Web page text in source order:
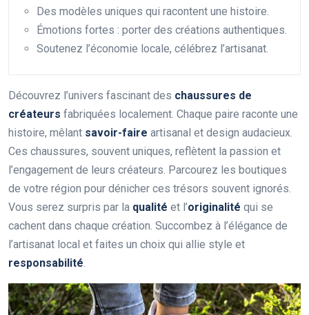
Des modèles uniques qui racontent une histoire.
Émotions fortes : porter des créations authentiques.
Soutenez l’économie locale, célébrez l’artisanat.
Découvrez l’univers fascinant des chaussures de
créateurs fabriquées localement. Chaque paire raconte une
histoire, mêlant savoir-faire artisanal et design audacieux.
Ces chaussures, souvent uniques, reflètent la passion et
l’engagement de leurs créateurs. Parcourez les boutiques
de votre région pour dénicher ces trésors souvent ignorés.
Vous serez surpris par la qualité et l’originalité qui se
cachent dans chaque création. Succombez à l’élégance de
l’artisanat local et faites un choix qui allie style et
responsabilité